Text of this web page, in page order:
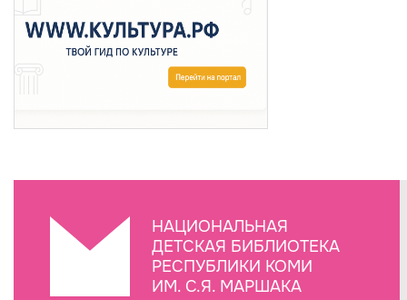
НАЦИОНАЛЬНАЯ
ДЕТСКАЯ БИБЛИОТЕКА
РЕСПУБЛИКИ КОМИ
ИМ. С.Я. МАРШАКА